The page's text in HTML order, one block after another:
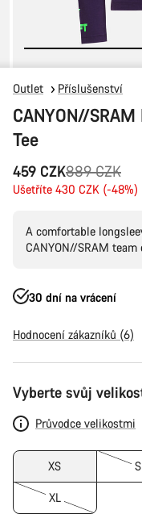
Outlet Příslušenství
CANYON//
Tee
459 CZK
Původní
cena
889 CZK
Ušetříte 430 CZK (-48%)
A comfortable
CANYON//SRAM team
30 dní na vrácení
Hodnocení zákazníků (6)
Konfigurace
produktu
Vyberte svůj
Průvodce velikostmi
XS S
XL